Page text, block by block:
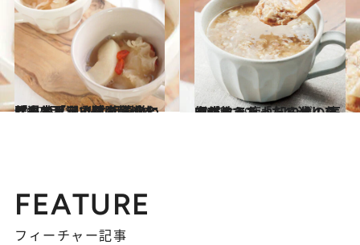
2022.11.19
「白木耳」で秋の乾燥を撃退しよう 梨と組み合わせて効果アップ！ 簡単に作れる「潤い薬膳レシピ」3品
グルメ 2022.1.29
完成までたった10分！ 医師が教える「だる消しスープ」で 疲れ知らずの体を作ろう
グルメ
FEATURE
フィーチャー記事